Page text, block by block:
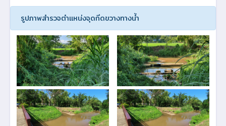
รูปภาพสำรวจตำแหน่งจุดกีดขวางทางน้ำ